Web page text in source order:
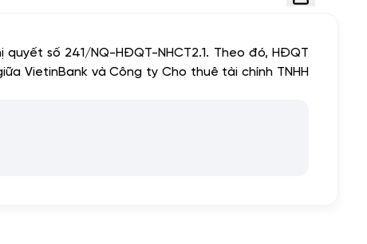
số 241/NQ-HĐQT-NHCT2.1. Theo đó, HĐQT
VietinBank và Công ty Cho thuê tài chính TNHH